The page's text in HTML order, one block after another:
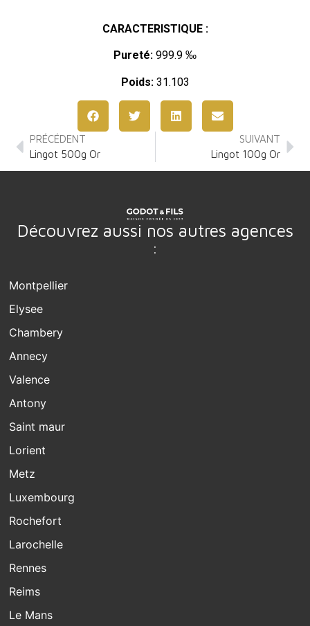
CARACTERISTIQUE :
Pureté: 999.9 ‰
Poids:31.103
PRÉCÉDENT
Lingot 500g Or
SUIVANT
Lingot 100g Or
Découvrez aussi nos autres agences
:
Montpellier
Elysee
Chambery
Annecy
Valence
Antony
Saint maur
Lorient
Metz
Luxembourg
Rochefort
Larochelle
Rennes
Reims
Le Mans